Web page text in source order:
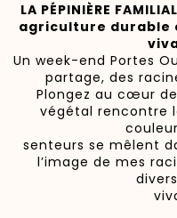
LA PÉPINIÈRE
agriculture durable
Un week-end Portes
partage, des
Plongez au cœur
végétal rencontre
senteurs se mêlent
l’image de mes